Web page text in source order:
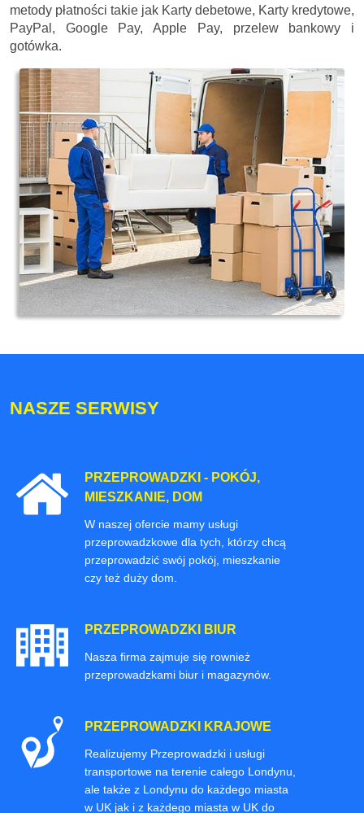
metody płatności takie jak Karty debetowe, Karty kredytowe,
PayPal, Google Pay, Apple Pay, przelew bankowy i
gotówka.
NASZE SERWISY
PRZEPROWADZKI - POKÓJ,
MIESZKANIE, DOM
W naszej ofercie mamy usługi
przeprowadzkowe dla tych, którzy chcą
przeprowadzić swój pokój, mieszkanie
czy też duży dom.
PRZEPROWADZKI BIUR
Nasza firma zajmuje się rownież
przeprowadzkami biur i magazynów.
PRZEPROWADZKI KRAJOWE
Realizujemy Przeprowadzki i usługi
transportowe na terenie całego Londynu,
ale także z Londynu do każdego miasta
w UK jak i z każdego miasta w UK do